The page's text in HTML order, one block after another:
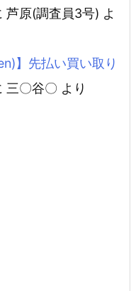
芦原(調査員3号) よ
】先払い買い取り
三〇谷〇 より